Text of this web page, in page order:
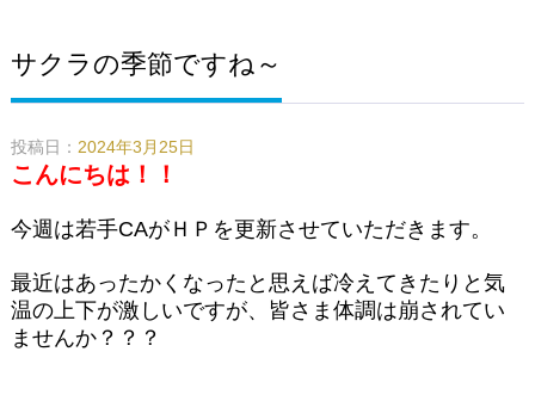
サクラの季節ですね～
投稿日： 2024年3月25日
こんにちは！！
今週は若手CAがＨＰを更新させていただきます。
最近はあったかくなったと思えば冷えてきたりと気
温の上下が激しいですが、皆さま体調は崩されてい
ませんか？？？